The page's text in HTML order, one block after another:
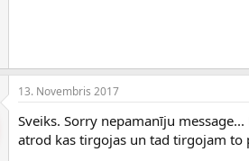
13. Novembris 2017
Sveiks. Sorry nepamanīju
atrod kas tirgojas un tad tirgojam to